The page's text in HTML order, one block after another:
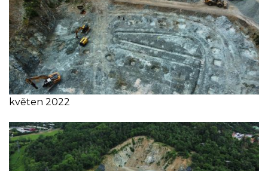
květen 2022